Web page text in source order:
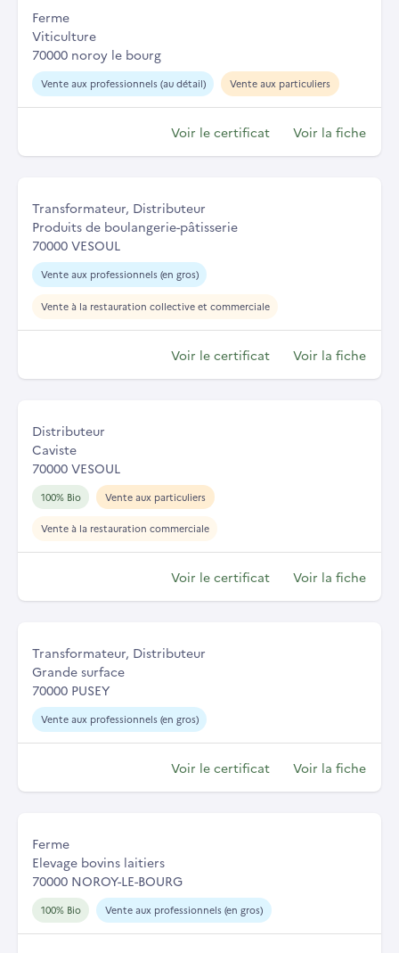
Ferme
Viticulture
70000 noroy le bourg
Vente aux professionnels (au détail) Vente aux particuliers
Voir le certificat Voir la fiche
Transformateur, Distributeur
Produits de boulangerie-pâtisserie
70000 VESOUL
Vente aux professionnels (en gros)
Vente à la restauration collective et commerciale
Voir le certificat Voir la fiche
Distributeur
Caviste
70000 VESOUL
100% Bio Vente aux particuliers
Vente à la restauration commerciale
Voir le certificat Voir la fiche
Transformateur, Distributeur
Grande surface
70000 PUSEY
Vente aux professionnels (en gros)
Voir le certificat Voir la fiche
Ferme
Elevage bovins laitiers
70000 NOROY-LE-BOURG
100% Bio Vente aux professionnels (en gros)